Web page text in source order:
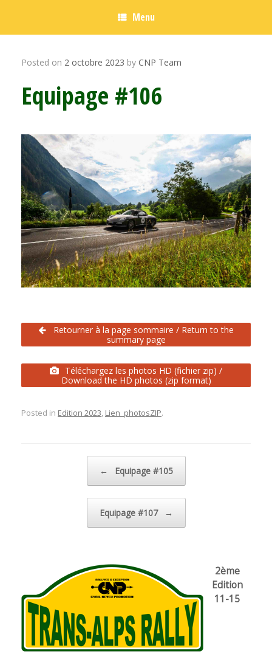
Menu
Posted on 2 octobre 2023 by CNP Team
Equipage #106
Retourner à la page sommaire / Return to the
summary page
Téléchargez les photos HD (fichier zip) /
Download the HD photos (zip format)
Posted in Edition 2023, Lien_photosZIP.
← Equipage #105
Equipage #107 →
2ème
Edition
11-15